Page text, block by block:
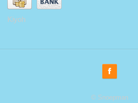
Kiyoh
© Snoepman